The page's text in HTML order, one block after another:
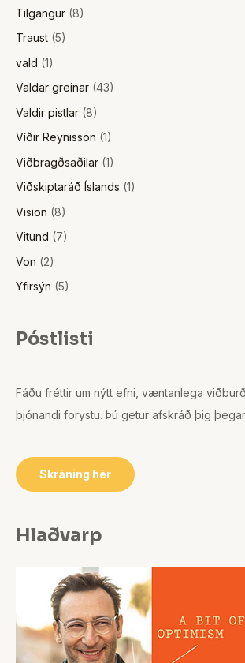
Tilgangur (8)
Traust (5)
vald (1)
Valdar greinar (43)
Valdir pistlar (8)
Víðir Reynisson (1)
Viðbragðsaðilar (1)
Viðskiptaráð Íslands (1)
Vision (8)
Vitund (7)
Von (2)
Yfirsýn (5)
Póstlisti
Fáðu fréttir um nýtt efni, væntanlega
þjónandi forystu. Þú getur afskráð þig
Skráning hér
Hlaðvarp